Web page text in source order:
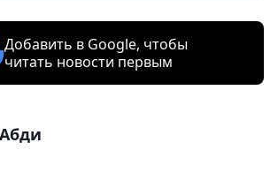
Добавить в Google, чтобы
читать новости первым